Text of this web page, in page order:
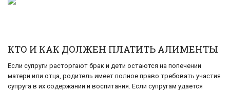
КТО И КАК ДОЛЖЕН ПЛАТИТЬ АЛИМЕНТЫ
Если супруги расторгают брак и дети остаются на попечении
матери или отца, родитель имеет полное право требовать участия
супруга в их содержании и воспитания. Если супругам удается